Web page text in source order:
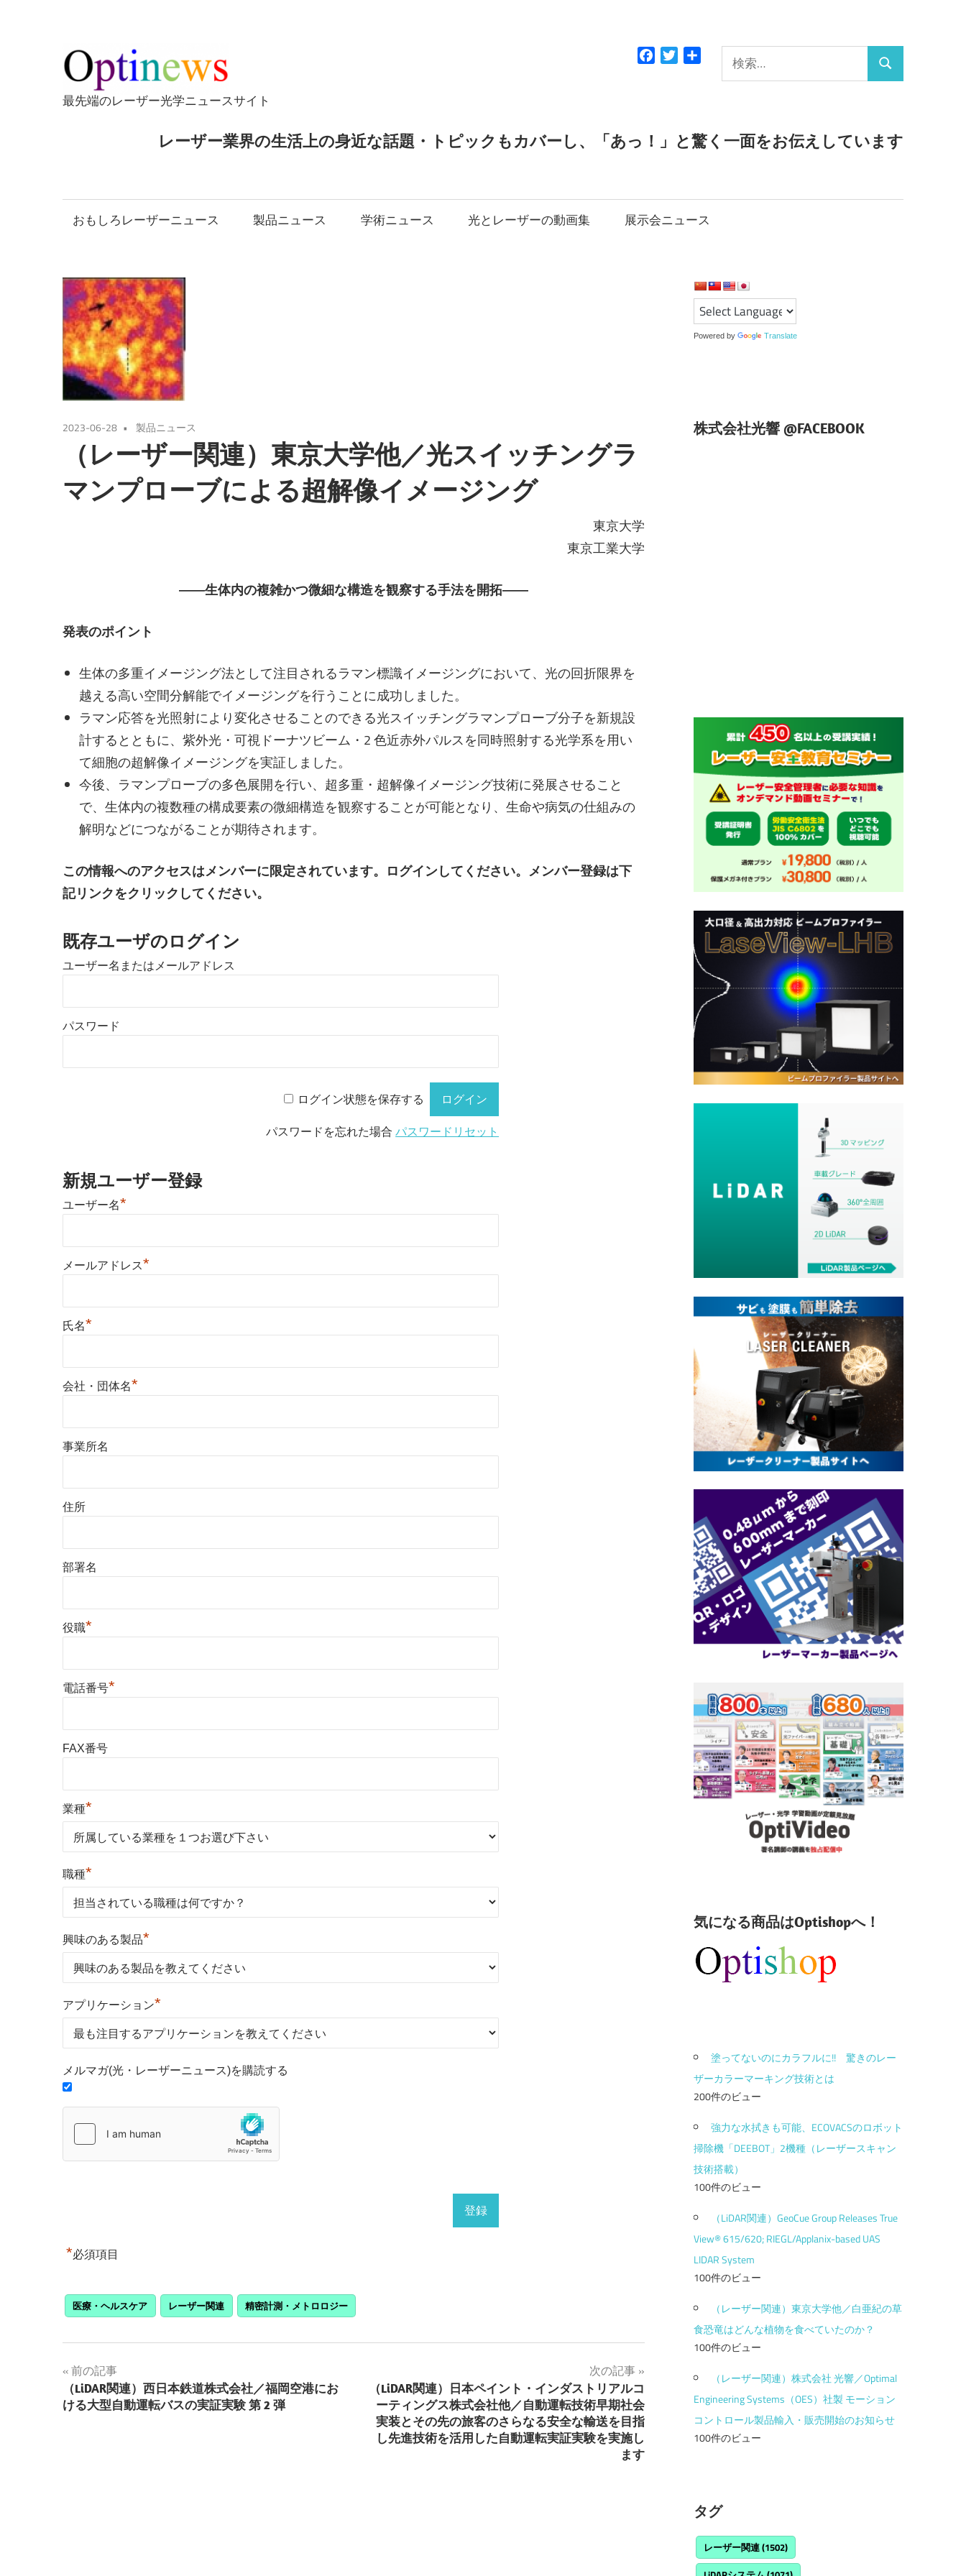
テ
ン
ツ
プ
最先端のレーザー光学ニュースサイト
索:
検
Facebook
Twitter
レーザー業界の生活上の身近な話題・トピックもカバーし、「あっ！」と驚く一面をお伝えしています
おもしろレーザーニュース 製品ニュース 学術ニュース 光とレーザーの動画集 展示会ニュース
2023-06-28 製品ニュース
（レーザー関連）東京大学他／光スイッチングラ
マンプローブによる超解像イメージング
東京大学
東京工業大学
――生体内の複雑かつ微細な構造を観察する手法を開拓――
発表のポイント
生体の多重イメージング法として注目されるラマン標識イメージングにおいて、光の回折限界を
越える高い空間分解能でイメージングを行うことに成功しました。
ラマン応答を光照射により変化させることのできる光スイッチングラマンプローブ分子を新規設
計するとともに、紫外光・可視ドーナツビーム・2 色近赤外パルスを同時照射する光学系を用い
て細胞の超解像イメージングを実証しました。
今後、ラマンプローブの多色展開を行い、超多重・超解像イメージング技術に発展させること
で、生体内の複数種の構成要素の微細構造を観察することが可能となり、生命や病気の仕組みの
解明などにつながることが期待されます。
この情報へのアクセスはメンバーに限定されています。ログインしてください。メンバー登録は下
記リンクをクリックしてください。
既存ユーザのログイン
ユーザー名またはメールアドレス
パスワード
ログイン状態を保存する
パスワードを忘れた場合パスワードリセット
新規ユーザー登録
ユーザー名*
メールアドレス*
氏名*
会社・団体名*
事業所名
住所
部署名
役職*
電話番号*
FAX番号
業種*
職種*
興味のある製品*
アプリケーション*
メルマガ(光・レーザーニュース)を購読する
*必須項目
医療・ヘルスケア レーザー関連 精密計測・メトロロジー
投
稿
前の記事
（LiDAR関連）西日本鉄道株式会社／福岡空港にお
ける大型自動運転バスの実証実験 第 2 弾
次の記事
（LiDAR関連）日本ペイント・インダストリアルコ
ーティングス株式会社他／自動運転技術早期社会
実装とその先の旅客のさらなる安全な輸送を目指
し先進技術を活用した自動運転実証実験を実施し
ます
Powered by Translate
株式会社光響 @FACEBOOK
気になる商品はOptishopへ！
塗ってないのにカラフルに!! 驚きのレー
ザーカラーマーキング技術とは
200件のビュー
強力な水拭きも可能、ECOVACSのロボット
掃除機「DEEBOT」2機種（レーザースキャン
技術搭載）
100件のビュー
（LiDAR関連）GeoCue Group Releases True
View® 615/620; RIEGL/Applanix-based UAS
LIDAR System
100件のビュー
（レーザー関連）東京大学他／白亜紀の草
食恐竜はどんな植物を食べていたのか？
100件のビュー
（レーザー関連）株式会社 光響／Optimal
Engineering Systems（OES）社製 モーション
コントロール製品輸入・販売開始のお知らせ
100件のビュー
タグ
レーザー関連(1502)